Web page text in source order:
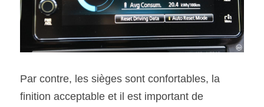
Par contre, les sièges sont confortables, la
finition acceptable et il est important de